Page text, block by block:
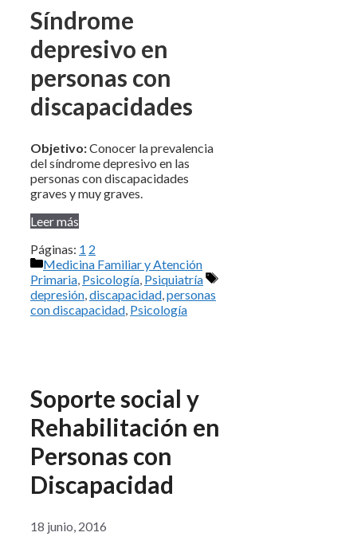
Síndrome
depresivo en
personas con
discapacidades
Objetivo:Conocer la prevalencia
del síndrome depresivo en las
personas con discapacidades
graves y muy graves.
Leer más
Páginas: 1 2
Categorías
Medicina Familiar y Atención
Primaria Psicología Psiquiatría
Etiquetas
depresión discapacidad personas
con discapacidad Psicología
Soporte social y
Rehabilitación en
Personas con
Discapacidad
18 junio, 2016